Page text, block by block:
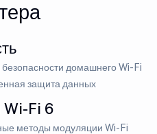
домашнего Wi-Fi
защита данных
Wi-Fi 6
методы модуляции Wi-Fi